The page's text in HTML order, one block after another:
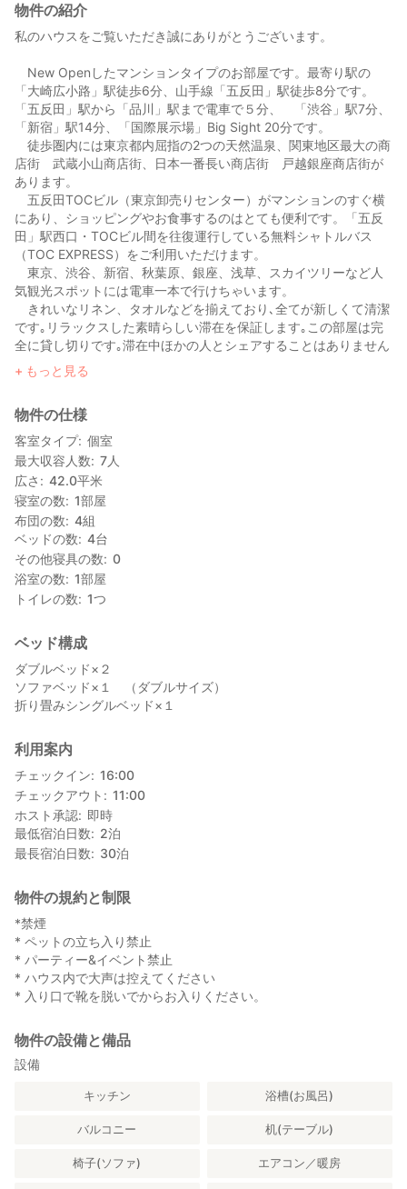
物件の紹介
私のハウスをご覧いただき誠にありがとうございます。
New Openしたマンションタイプのお部屋です。最寄り駅の
「大崎広小路」駅徒歩6分、山手線「五反田」駅徒歩8分です。
「五反田」駅から「品川」駅まで電車で５分、 「渋谷」駅7分、
「新宿」駅14分、「国際展示場」Big Sight 20分です。
徒歩圏内には東京都内屈指の2つの天然温泉、関東地区最大の商
店街 武蔵小山商店街、日本一番長い商店街 戸越銀座商店街が
あります。
五反田TOCビル（東京卸売りセンター）がマンションのすぐ横
にあり、ショッピングやお食事するのはとても便利です。「五反
田」駅西口・TOCビル間を往復運行している無料シャトルバス
（TOC EXPRESS）をご利用いただけます。
東京、渋谷、新宿、秋葉原、銀座、浅草、スカイツリーなど人
気観光スポットには電車一本で行けちゃいます。
きれいなリネン、タオルなどを揃えており､全てが新しくて清潔
です｡リラックスした素晴らしい滞在を保証します｡この部屋は完
全に貸し切りです｡滞在中ほかの人とシェアすることはありません
のでご安心ください。
分、「品川」駅から電車で5分です。周辺買い物&食事便利、賑や
かな商業エリアにある好立地。観光スポットへのアクセスが抜
群。
【交通移動】
・山手線 五反田駅---8分(徒歩)
・都営浅草線 五反田駅---8分(徒歩)
・東急池上線 大崎広小路駅---6分(徒歩)
・東急目黒線 不動前駅---8分(徒歩)
・新宿---14分
・千駄ヶ谷---20分
・外苑前---17分
・渋谷---7分
・秋葉原---20分
・国際展示場 Big sight---20分
・上野---24分
・品川---5分
・浅草---23分
・羽田空港から---32分
羽田空港国際線ターミナル---(京急本線)---品川---(JR山手線)---
五反田
成田空港第2ビル(鉄道)---(JR特急成田エクスプレス)---品川---
(JR山手線)---五反田
OR 成田空港第2ビル(鉄道)---(京成特急スカイライナー)---日暮里-
-- (JR山手線)---五反田
もっと見る
物件の仕様
客室タイプ 個室
最大収容人数
7人
広さ
42.0平米
寝室の数
1部屋
布団の数
4組
ベッドの数
4台
その他寝具の数
0
浴室の数
1部屋
トイレの数
1つ
ベッド構成
ダブルベッド×２
ソファベッド×１ （ダブルサイズ）
折り畳みシングルベッド×１
利用案内
チェックイン
16:00
チェックアウト
11:00
ホスト承認
即時
最低宿泊日数
2泊
最長宿泊日数
30泊
物件の規約と制限
*禁煙
* ペットの立ち入り禁止
* パーティー&イベント禁止
* ハウス内で大声は控えてください
* 入り口で靴を脱いでからお入りください。
物件の設備と備品
設備
キッチン 浴槽(お風呂)
バルコニー 机(テーブル)
椅子(ソファ) エアコン／暖房